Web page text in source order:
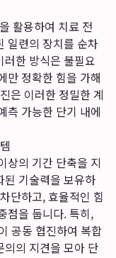
활용하여 치료 전
일련의 장치를 순차
한 방식은 불필요
만 정확한 힘을 가해
은 이러한 정밀한 계
측 가능한 단기 내에
상의 기간 단축을 지
된 기술력을 보유하
단하고, 효율적인 힘
점을 둡니다. 특히,
공동 협진하여 복합
의의 지견을 모아 단